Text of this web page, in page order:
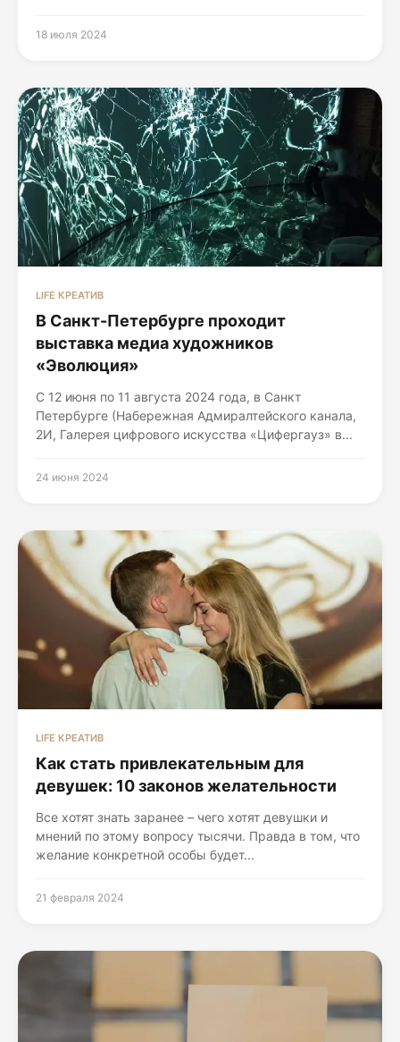
18 июля 2024
LIFE КРЕАТИВ
В Санкт-Петербурге проходит
выставка медиа художников
«Эволюция»
С 12 июня по 11 августа 2024 года, в Санкт
Петербурге (Набережная Адмиралтейского канала,
2И, Галерея цифрового искусства «Цифергауз» в...
24 июня 2024
LIFE КРЕАТИВ
Как стать привлекательным для
девушек: 10 законов желательности
Все хотят знать заранее – чего хотят девушки и
мнений по этому вопросу тысячи. Правда в том, что
желание конкретной особы будет...
21 февраля 2024